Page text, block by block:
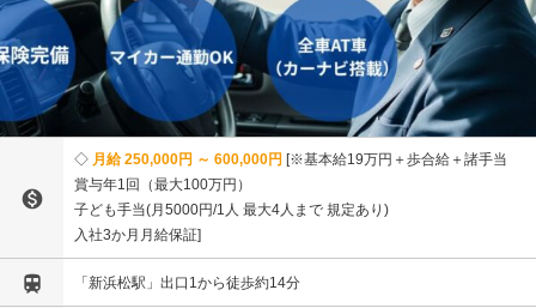

月給 250,000円 ～ 600,000円 ※基本給19万円＋歩合給＋諸手当
賞与年1回（最大100万円）
子ども手当(月5000円/1人 最大4人まで 規定あり)
入社3か月月給保証
 「新浜松駅」出口1から徒歩約14分